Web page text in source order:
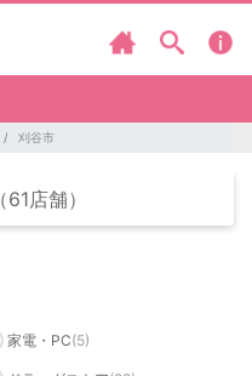
刈谷市
（61店舗）
家電・PC(5)